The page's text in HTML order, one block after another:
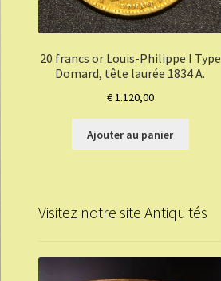
20 francs or Louis-Philippe I Type
Domard, tête laurée 1834 A.
€1.120,00
Ajouter au panier
Visitez notre site Antiquités